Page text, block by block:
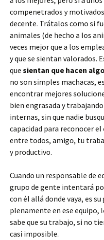
compenetrados y
decente. Trátalos como si
animales (de hecho a los
veces mejor que a los
y que se sientan valorados.
que sientan que hacen
no son simples machacas,
encontrar mejores
bien engrasada y
internas, sin que nadie
capacidad para reconocer
entre todos, amigo, tu
y productivo.
Cuando un responsable de
grupo de gente intentará
con él allá donde vaya, es
plenamente en ese equipo,
sabe que su trabajo, si no
casi imposible.